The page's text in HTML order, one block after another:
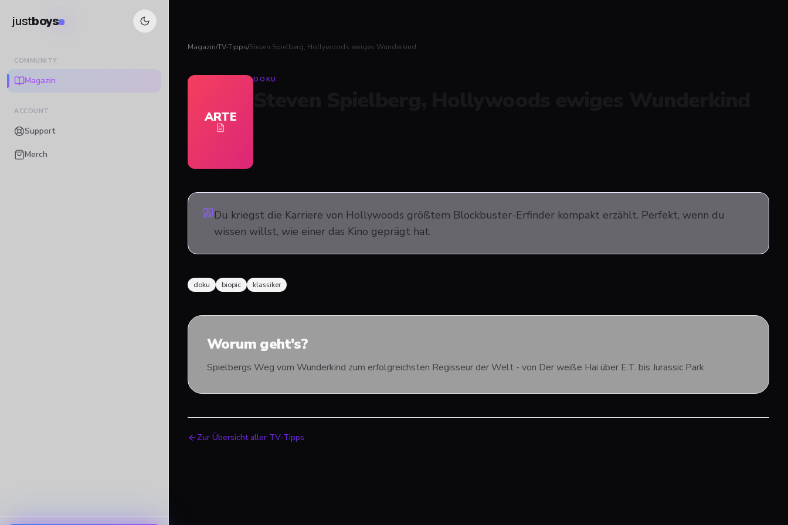
justboys
COMMUNITY
Magazin
ACCOUNT
Support
Merch
Magazin/TV-Tipps/Steven Spielberg, Hollywoods ewiges Wunderkind
ARTE
DOKU
Du kriegst die Karriere von Hollywoods größtem Blockbuster-Erfinder kompakt erzählt. Perfekt, wenn du
wissen willst, wie einer das Kino geprägt hat.
doku biopic klassiker
Worum geht's?
Spielbergs Weg vom Wunderkind zum erfolgreichsten Regisseur der Welt - von Der weiße Hai über E.T. bis Jurassic Park.
Zur Übersicht aller TV-Tipps